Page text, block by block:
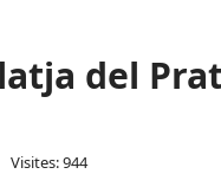
del
Visites: 944